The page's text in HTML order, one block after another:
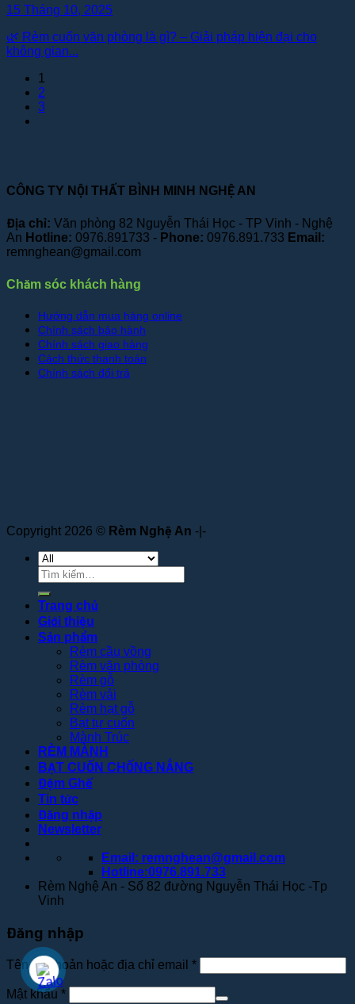
15 Tháng 10, 2025
🌿 Rèm cuốn văn phòng là gì? – Giải pháp hiện đại cho
không gian...
1
2
3
CÔNG TY NỘI THẤT BÌNH MINH NGHỆ AN
Địa chỉ: Văn phòng 82 Nguyễn Thái Học - TP Vinh - Nghệ
An Hotline: 0976.891733 - Phone: 0976.891.733 Email:
remnghean@gmail.com
Chăm sóc khách hàng
Hướng dẫn mua hàng online
Chính sách bảo hành
Chính sách giao hàng
Cách thức thanh toán
Chính sách đổi trả
Copyright 2026 © Rèm Nghệ An -|-
Tìm
kiếm:
Trang chủ
Giới thiệu
Sản phẩm
Rèm cầu vồng
Rèm văn phòng
Rèm gỗ
Rèm vải
Rèm hạt gỗ
Bạt tự cuốn
Mành Trúc
RÈM MÀNH
BẠT CUỐN CHỐNG NẮNG
Đệm Ghế
Tin tức
Đăng nhập
Newsletter
Email: remnghean@gmail.com
Hotline:0976.891.733
Rèm Nghệ An - Số 82 đường Nguyễn Thái Học -Tp
Vinh
Đăng nhập
Tên tài khoản hoặc địa chỉ email *
Mật khẩu *